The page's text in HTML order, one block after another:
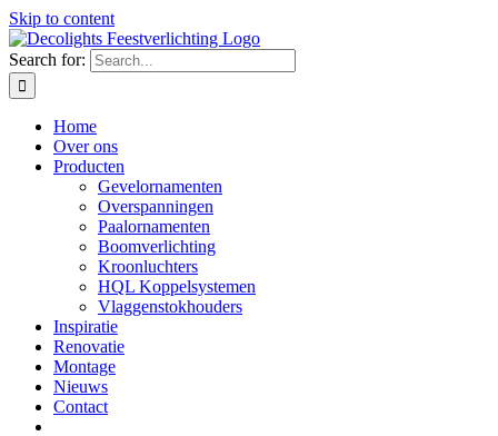
Skip to content
Search for:
Home
Over ons
Producten
Gevelornamenten
Overspanningen
Paalornamenten
Boomverlichting
Kroonluchters
HQL Koppelsystemen
Vlaggenstokhouders
Inspiratie
Renovatie
Montage
Nieuws
Contact